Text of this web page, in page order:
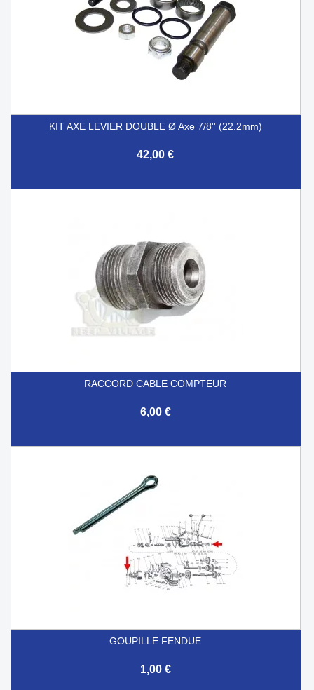
KIT AXE LEVIER DOUBLE Ø Axe 7/8'' (22.2mm)
42,00 €
RACCORD CABLE COMPTEUR
6,00 €
GOUPILLE FENDUE
1,00 €